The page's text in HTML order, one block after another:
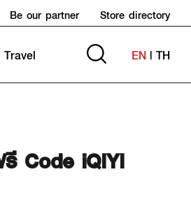
Be our partner Store directory
EN | TH
Code iQIYI